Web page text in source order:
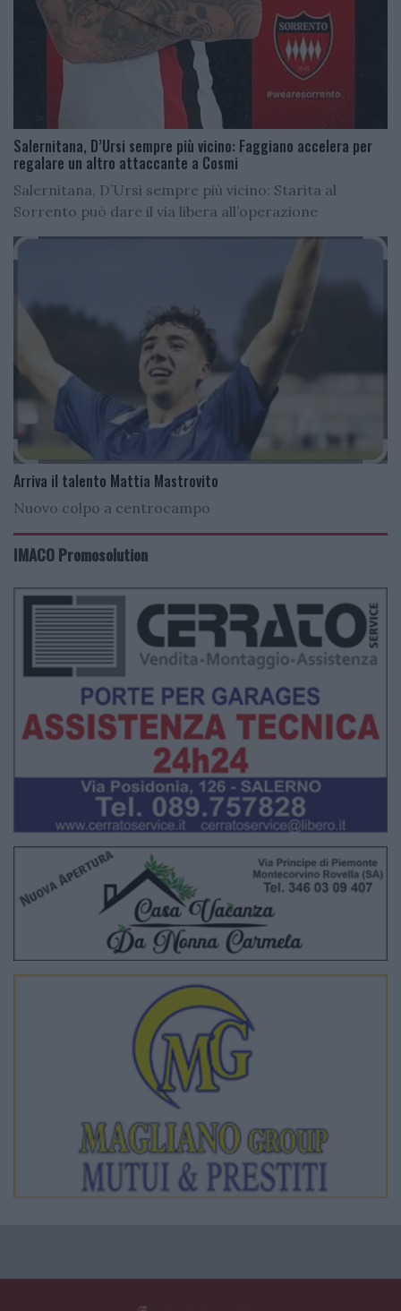
Salernitana, D’Ursi sempre più vicino: Faggiano accelera per
regalare un altro attaccante a Cosmi
Salernitana, D’Ursi sempre più vicino: Starita al
Sorrento può dare il via libera all’operazione
Arriva il talento Mattia Mastrovito
Nuovo colpo a centrocampo
IMACO Promosolution